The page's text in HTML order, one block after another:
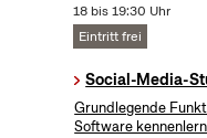
18 bis 19:30 Uhr
Eintritt frei
Social-Media-
Grundlegende
Software